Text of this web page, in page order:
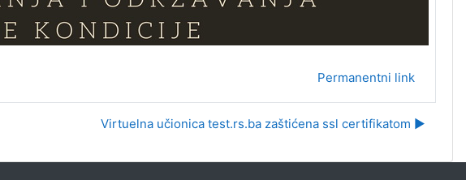
Permanentni link
Virtuelna učionica test.rs.ba zaštićena ssl certifikatom ▶︎